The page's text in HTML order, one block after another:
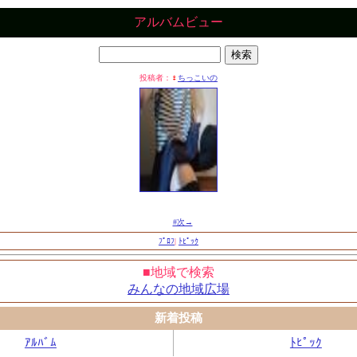
アルバムビュー
投稿者： ♀ ちっこいの
#次→
ﾌﾟﾛﾌ| ﾄﾋﾟｯｸ
■地域で検索
みんなの地域広場
新着投稿
ｱﾙﾊﾞﾑ
ﾄﾋﾟｯｸ